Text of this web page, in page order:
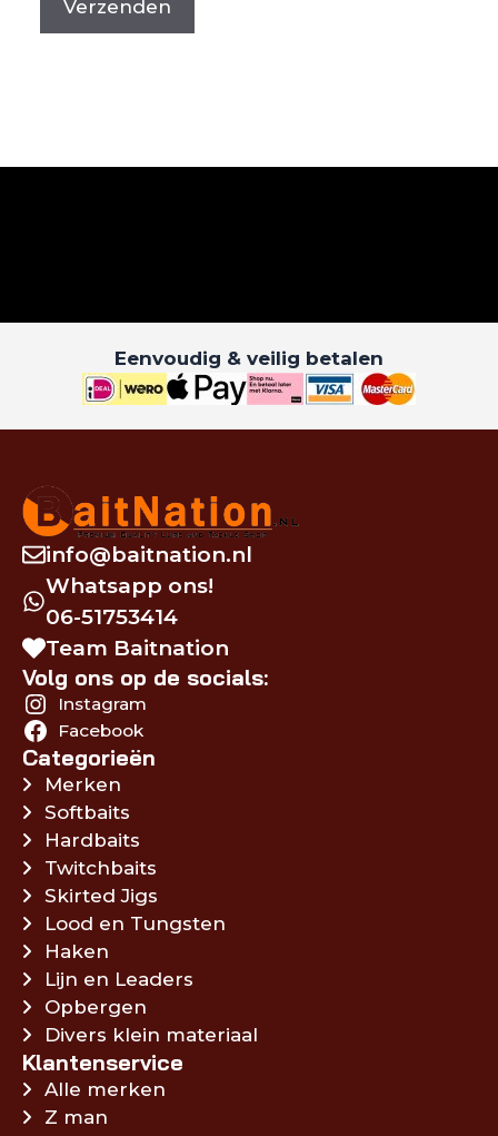
Eenvoudig & veilig betalen
info@baitnation.nl
Whatsapp ons!
06-51753414
Team Baitnation
Volg ons op de socials:
Instagram
Facebook
Categorieën
Merken
Softbaits
Hardbaits
Twitchbaits
Skirted Jigs
Lood en Tungsten
Haken
Lijn en Leaders
Opbergen
Divers klein materiaal
Klantenservice
Alle merken
Z man